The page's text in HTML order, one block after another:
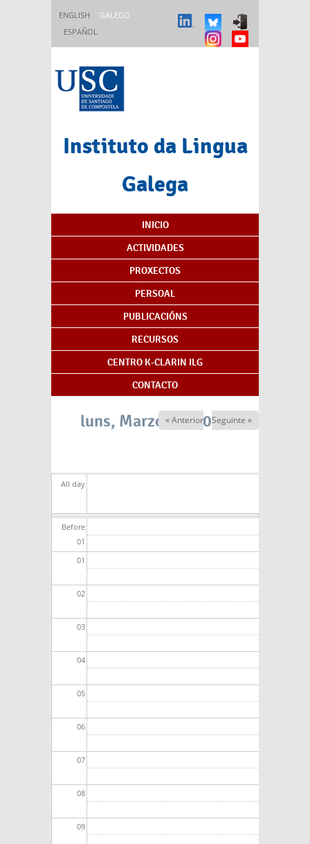
ENGLISH
GALEGO
ESPAÑOL
Instituto da Lingua
Galega
Índice de contidos
INICIO
ACTIVIDADES
PROXECTOS
PERSOAL
PUBLICACIÓNS
RECURSOS
CENTRO K-CLARIN ILG
CONTACTO
luns, Marzo 31, 2025
« Anterior Seguinte »
All day
Before
01
01
02
03
04
05
06
07
08
09